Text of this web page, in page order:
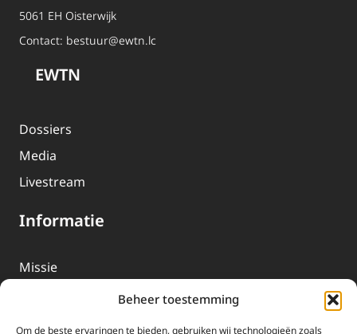
Beheer toestemming
Om de beste ervaringen te bieden, gebruiken wij technologieën zoals
5061 EH Oisterwijk
Contact: bestuur@ewtn.lc
EWTN
Dossiers
Media
Livestream
Informatie
Missie